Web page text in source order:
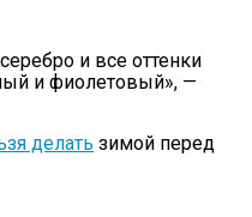
и все оттенки
и фиолетовый», —
делать зимой перед